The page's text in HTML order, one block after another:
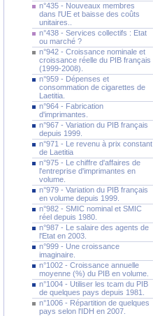
n°435 - Nouveaux membres
dans l'UE et baisse des coûts
unitaires..
n°438 - Services collectifs : Etat
ou marché ?
n°942 - Croissance nominale et
croissance réelle du PIB français
(1999-2008).
n°959 - Dépenses et
consommation de cigarettes de
Laetitia.
n°964 - Fabrication
d'imprimantes.
n°967 - Variation du PIB français
depuis 1999.
n°971 - Le revenu à prix constant
de Laetitia
n°975 - Le chiffre d'affaires de
l'entreprise d'imprimantes en
volume.
n°979 - Variation du PIB français
en volume depuis 1999.
n°982 - SMIC nominal et SMIC
réel depuis 1980.
n°987 - Le salaire des agents de
l'Etat en 2003.
n°999 - Une croissance
imaginaire.
n°1002 - Croissance annuelle
moyenne (%) du PIB en volume.
n°1004 - Utiliser les tcam du PIB
de quelques pays depuis 1981.
n°1006 - Répartition de quelques
pays selon l'IDH en 2007.